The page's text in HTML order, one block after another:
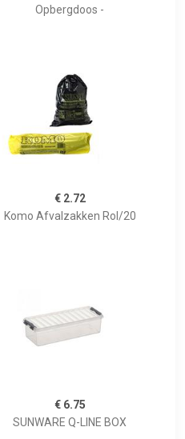
Opbergdoos -
€ 2.72
Komo Afvalzakken Rol/20
€ 6.75
SUNWARE Q-LINE BOX